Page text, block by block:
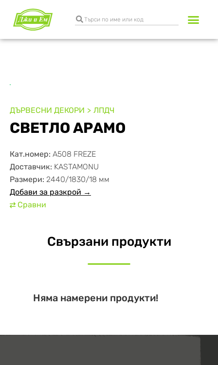
ДЪРВЕСНИ ДЕКОРИ ЛПДЧ
СВЕТЛО АРАМО
Кат.номер: А508 FREZE
Доставчик: KASTAMONU
Размери: 2440/1830/18 мм
Добави за разкрой →
⇄ Сравни
Свързани продукти
Няма намерени продукти!